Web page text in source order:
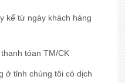
kể từ ngày khách hàng
tóan TM/CK
ở tỉnh chúng tôi có dịch